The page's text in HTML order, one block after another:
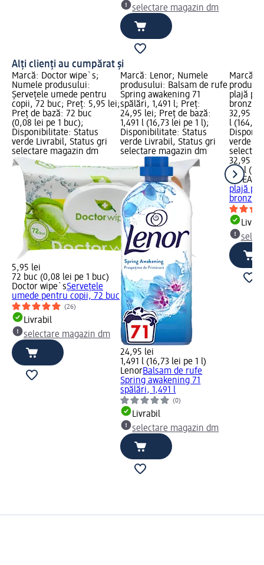
selectare magazin dm
Alți clienți au cumpărat și
Marcă: Doctor wipe`s;
Numele produsului:
Şerveţele umede pentru
copii, 72 buc; Preț: 5,95 lei;
Preț de bază: 72 buc
(0,08 lei pe 1 buc);
Disponibilitate: Status
verde Livrabil, Status gri
selectare magazin dm
5,95 lei
72 buc (0,08 lei pe 1 buc)
Doctor wipe`sŞerveţele
umede pentru copii, 72 buc
(26)
Livrabil
selectare magazin dm
Marcă: Lenor; Numele
produsului: Balsam de rufe
Spring awakening 71
spălări, 1,491 l; Preț:
24,95 lei; Preț de bază:
1,491 l (16,73 lei pe 1 l);
Disponibilitate: Status
verde Livrabil, Status gri
selectare magazin dm
24,95 lei
1,491 l (16,73 lei pe 1 l)
LenorBalsam de rufe
Spring awakening 71
spălări, 1,491 l
(0)
Livrabil
selectare magazin dm
Marcă:
plajă
32,95
l
verde
32,95 lei
0,2 l
NIVEA
plajă